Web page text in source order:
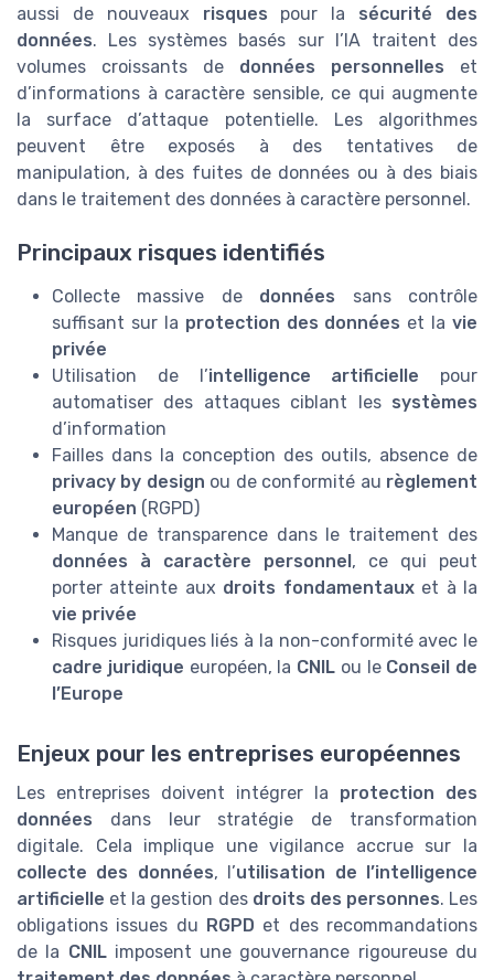
aussi de nouveaux risques pour la sécurité des
données. Les systèmes basés sur l’IA traitent des
volumes croissants de données personnelles et
d’informations à caractère sensible, ce qui augmente
la surface d’attaque potentielle. Les algorithmes
peuvent être exposés à des tentatives de
manipulation, à des fuites de données ou à des biais
dans le traitement des données à caractère personnel.
Principaux risques identifiés
Collecte massive de données sans contrôle
suffisant sur la protection des données et la vie
privée
Utilisation de l’intelligence artificielle pour
automatiser des attaques ciblant les systèmes
d’information
Failles dans la conception des outils, absence de
privacy by design ou de conformité au règlement
européen (RGPD)
Manque de transparence dans le traitement des
données à caractère personnel , ce qui peut
porter atteinte aux droits fondamentauxet à la
vie privée
Risques juridiques liés à la non-conformité avec le
cadre juridique européen, la CNIL ou le Conseil de
l’Europe
Enjeux pour les entreprises européennes
Les entreprises doivent intégrer la protection des
données dans leur stratégie de transformation
digitale. Cela implique une vigilance accrue sur la
collecte des données, l’utilisation de l’intelligence
artificielle et la gestion des droits des personnes. Les
obligations issues du RGPD et des recommandations
de la CNILimposent une gouvernance rigoureuse du